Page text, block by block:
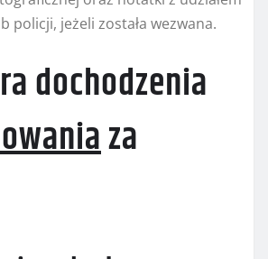
policji, jeżeli została wezwana.
dochodzenia
za